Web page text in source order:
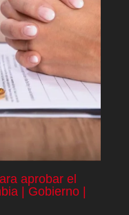
aprobar el
| Gobierno |